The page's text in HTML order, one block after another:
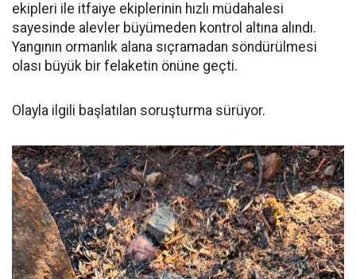
ekipleri ile itfaiye ekiplerinin hızlı müdahalesi
sayesinde alevler büyümeden kontrol altına alındı.
Yangının ormanlık alana sıçramadan söndürülmesi
olası büyük bir felaketin önüne geçti.
Olayla ilgili başlatılan soruşturma sürüyor.